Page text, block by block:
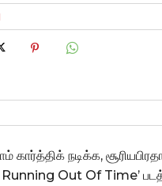
நடிக்க,
Running Out Of Time’